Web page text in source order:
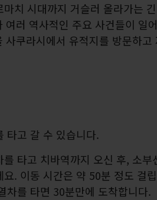
치 시대까지 거슬러 올라가는
러 역사적인 주요 사건들이 일
쿠라시에서 유적지를 방문하고
타고 갈 수 있습니다.
타고 치바역까지 오신 후, 소부
. 이동 시간은 약 50분 정도 걸
차를 타면 30분만에 도착합니다.